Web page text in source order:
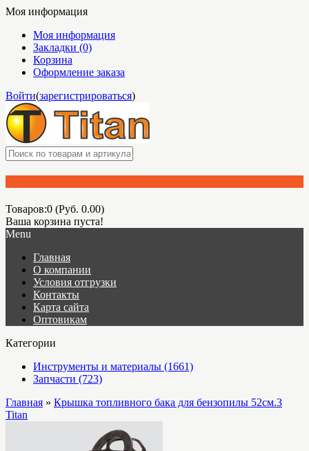
Моя информация
Моя информация
Закладки (0)
Корзина
Оформление заказа
Войти(зарегистрироваться)
Товаров:0 (Руб. 0.00)
Ваша корзина пуста!
Menu
Главная
О компании
Условия отгрузки
Контакты
Карта сайта
Оптовикам
Категории
Инструменты и материалы (1661)
Запчасти (723)
Главная » Крышка топливного бака для бензопилы 52см.3
Titan